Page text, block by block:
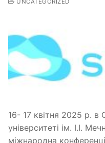
UNCATEGORIZED
16- 17 квітня 2025 р. в
університеті ім. І.І.
міжнародна